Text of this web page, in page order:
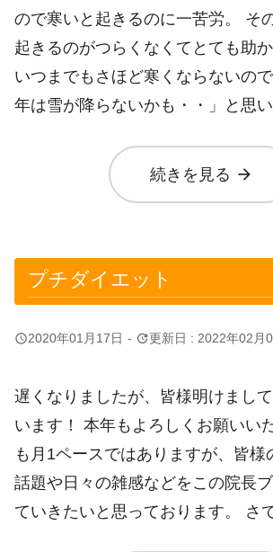
ので寒いと起きるのに一苦労。 そ
起きるのがつらくなくてとても助
いつまでもさほど寒くならないの
年は雪が降らないかも・・」と思
続きを見る arrow_forward
プチダイエット
query_builder2020年01月17日 - update更新日 : 2022年02月
遅くなりましたが、皆様明けまし
います！ 本年もよろしくお願いい
も月1ペースではありますが、皆様
話題や日々の雑感などをこの院長
ていきたいと思っております。 さ